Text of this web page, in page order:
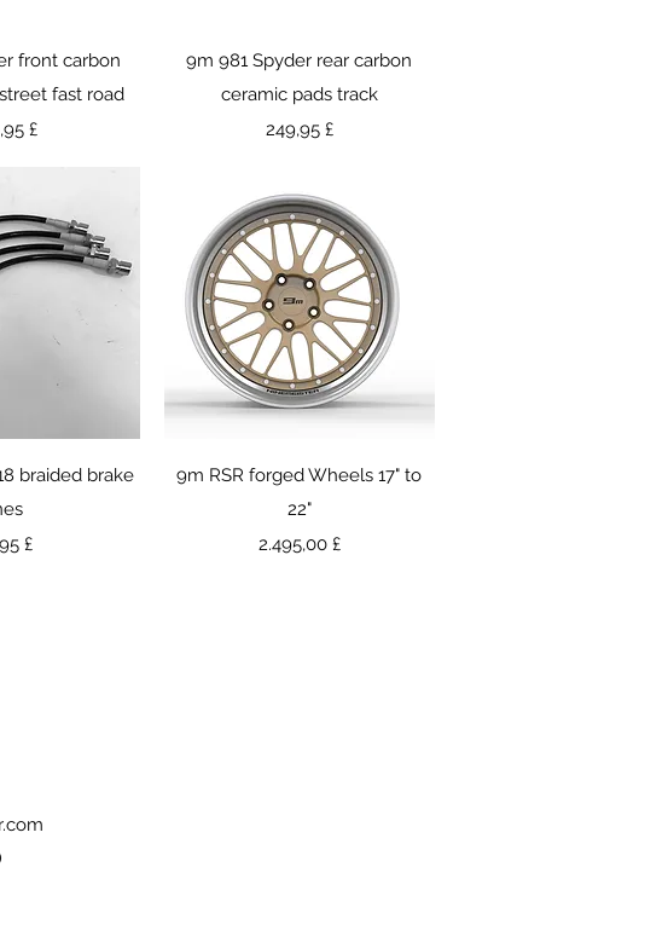
προβολή
front carbon
fast road
Τιμή
£
Γρήγορη προβολή
9m 981 Spyder rear carbon
ceramic pads track
Τιμή
249,95 £
προβολή
braided brake
Τιμή
£
Γρήγορη προβολή
9m RSR forged Wheels 17" to
22"
Τιμή
2.495,00 £